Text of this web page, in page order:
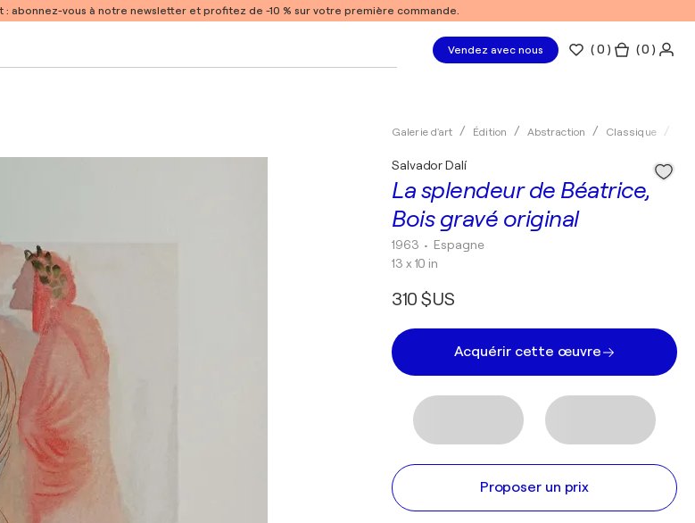
: abonnez-vous à notre newsletter et profitez de -10 % sur votre première commande.
Vendez avec nous (0 ) ( 0 )
Galerie d'art Édition Abstraction Classique
La splendeur de Béatrice,
Bois gravé original
Salvador Dalí
1963 • Espagne
13 x 10 in
310 $US
Acquérir cette œuvre
Proposer un prix